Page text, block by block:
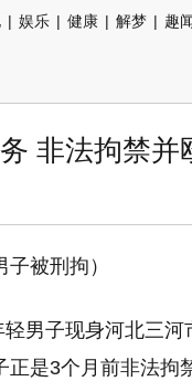
| 娱乐 | 健康 | 解梦 | 趣
非法拘禁并
子被刑拘）
男子现身河北三
是3个月前非法拘